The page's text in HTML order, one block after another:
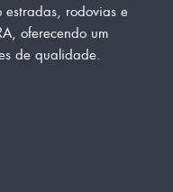
rodovias e
oferecendo um
de qualidade.